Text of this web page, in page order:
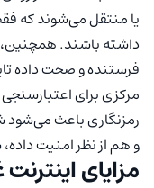
یا منتقل می‌شوند که
داشته باشند.
فرستنده و صحت داده
مرکزی برای
رمزنگاری باعث می‌شود
و هم از نظر امنیت
مزایای